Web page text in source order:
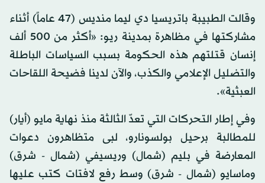
وقالت الطبيبة باتريسيا دي ليما منديس (47 عاماً) أثناء
مشاركتها في مظاهرة بمدينة ريو: «أكثر من 500 ألف
إنسان قتلتهم هذه الحكومة بسبب السياسات الباطلة
والتضليل الإعلامي والكذب، والآن لدينا فضيحة اللقاحات
العبثية».
وفي إطار التحركات التي تعدّ الثالثة منذ نهاية مايو (أيار)
للمطالبة برحيل بولسونارو، لبى متظاهرون دعوات
المعارضة في بليم (شمال) وريسيفي (شمال - شرق)
وماسايو (شمال - شرق) وسط رفع لافتات كتب عليها